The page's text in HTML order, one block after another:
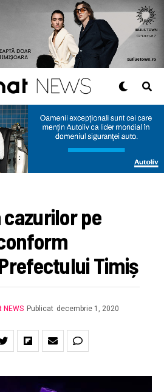
pe
Timiș
NEWS Publicat decembrie 1, 2020